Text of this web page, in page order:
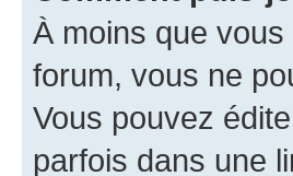
À moins que
forum, vous ne
Vous pouvez
parfois dans une